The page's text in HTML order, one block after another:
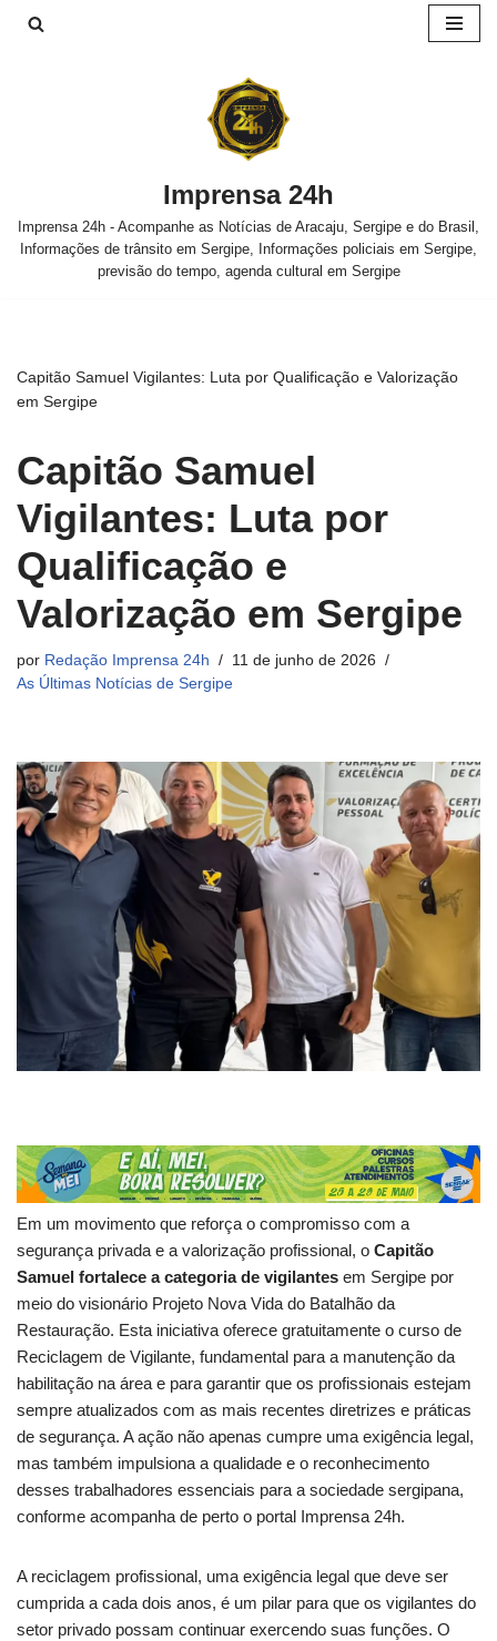
Imprensa 24h
Imprensa 24h - Acompanhe as Notícias de Aracaju, Sergipe e do Brasil,
Informações de trânsito em Sergipe, Informações policiais em Sergipe,
previsão do tempo, agenda cultural em Sergipe
Capitão Samuel Vigilantes: Luta por Qualificação e Valorização
em Sergipe
Capitão Samuel
Vigilantes: Luta por
Qualificação e
Valorização em Sergipe
por Redação Imprensa 24h
11 de junho de 2026
As Últimas Notícias de Sergipe
Em um movimento que reforça o compromisso com a
segurança privada e a valorização profissional, o Capitão
Samuel fortalece a categoria de vigilantes em Sergipe por
meio do visionário Projeto Nova Vida do Batalhão da
Restauração. Esta iniciativa oferece gratuitamente o curso de
Reciclagem de Vigilante, fundamental para a manutenção da
habilitação na área e para garantir que os profissionais estejam
sempre atualizados com as mais recentes diretrizes e práticas
de segurança. A ação não apenas cumpre uma exigência legal,
mas também impulsiona a qualidade e o reconhecimento
desses trabalhadores essenciais para a sociedade sergipana,
conforme acompanha de perto o portal Imprensa 24h.
A reciclagem profissional, uma exigência legal que deve ser
cumprida a cada dois anos, é um pilar para que os vigilantes do
setor privado possam continuar exercendo suas funções. O